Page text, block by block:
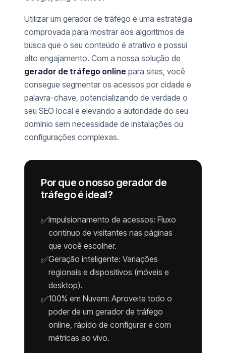
Utilizar um gerador de tráfego é uma estratégia
comprovada para mostrar aos algoritmos de
busca que o seu conteúdo é atrativo e possui
alto engajamento. Com a nossa solução de
gerador de tráfego online para sites, você
consegue segmentar os acessos por cidade e
palavra-chave, potencializando de verdade o
seu SEO local e elevando a autoridade do seu
domínio sem necessidade de instalações ou
configurações complexas.
Por que o nosso gerador de
tráfego é ideal?
✅Impulsionamento de acessos: Fluxo
contínuo de visitantes nas páginas
que você escolher.
✅Geração inteligente: Variações
regionais e dispositivos (móveis e
desktop).
✅100% em Nuvem: Aproveite todo o
poder de um gerador de tráfego
online, rápido de configurar e com
métricas ao vivo.